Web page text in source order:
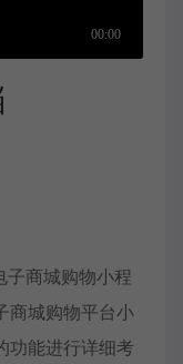
商城购物小程
商城购物平台小
功能进行详细考